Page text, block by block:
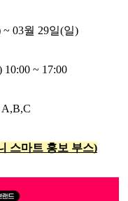
~ 03월 29일(일)
10:00 ~ 17:00
스마트 홍보 부스)